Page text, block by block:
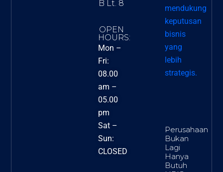
B Lt. 8
OPEN
HOURS:
Mon –
Fri:
08.00
am –
05.00
pm
Sat –
Sun:
CLOSED
Perusahaan
Bukan
Lagi
Hanya
Butuh